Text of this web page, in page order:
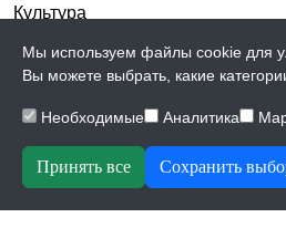
Культура
Спорт
Происшествия
Скандалы
Мы используем файлы cookie для
Вы можете выбрать, какие
Необходимые Аналитика
Принять все Сохранить